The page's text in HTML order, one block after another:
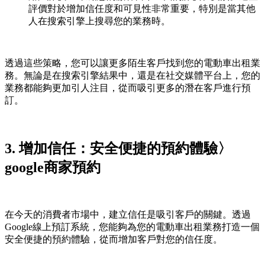
評價對於增加信任度和可見性非常重要，特別是當其他
人在搜索引擎上搜尋您的業務時。
透過這些策略，您可以讓更多陌生客戶找到您的電動車出租業
務。無論是在搜索引擎結果中，還是在社交媒體平台上，您的
業務都能夠更加引人注目，從而吸引更多的潛在客戶進行預
訂。
3. 增加信任：安全便捷的預約體驗〉
google商家預約
在今天的消費者市場中，建立信任是吸引客戶的關鍵。透過
Google線上預訂系統，您能夠為您的電動車出租業務打造一個
安全便捷的預約體驗，從而增加客戶對您的信任度。